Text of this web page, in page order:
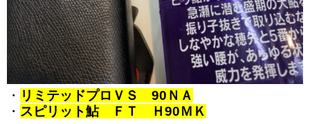
・ リミテッドプロＶＳ 90ＮＡ
・ スピリット鮎 ＦＴ Ｈ90ＭＫ